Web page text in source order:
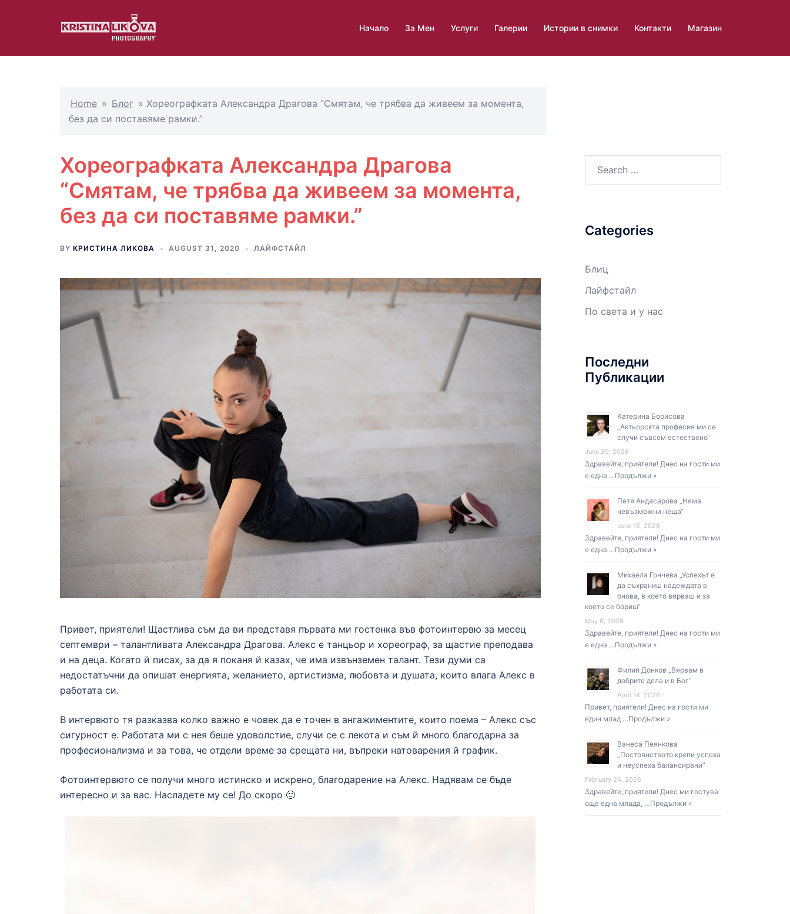
Начало За Мен Услуги Галерии Истории в снимки Контакти Магазин
Home » Блог » Хореографката Александра Драгова “Смятам, че трябва да живеем за момента,
без да си поставяме рамки.”
Хореографката Александра Драгова
“Смятам, че трябва да живеем за момента,
без да си поставяме рамки.”
BY КРИСТИНА ЛИКОВА AUGUST 31, 2020 ЛАЙФСТАЙЛ
Привет, приятели! Щастлива съм да ви представя първата ми гостенка във фотоинтервю за месец
септември – талантливата Александра Драгова. Алекс е танцьор и хореограф, за щастие преподава
и на деца. Когато й писах, за да я поканя й казах, че има извънземен талант. Тези думи са
недостатъчни да опишат енергията, желанието, артистизма, любовта и душата, които влага Алекс в
работата си.
В интервюто тя разказва колко важно е човек да е точен в ангажиментите, които поема – Алекс със
сигурност е. Работата ми с нея беше удоволстие, случи се с лекота и съм й много благодарна за
професионализма и за това, че отдели време за срещата ни, въпреки натоварения й график.
Фотоинтервюто се получи много истинско и искрено, благодарение на Алекс. Надявам се бъде
интересно и за вас. Насладете му се! До скоро 🙂
Categories
Блиц
Лайфстайл
По света и у нас
Последни
Публикации
Катерина Борисова
„Актьорскта професия ми се
случи съвсем естествено“
June 29, 2026
Здравейте, приятели! Днес на гости ми
е една …Продължи »
Петя Андасарова „Няма
невъзможни неща“
June 15, 2026
Здравейте, приятели! Днес на гости ми
е една …Продължи »
Михаела Гончева „Успехът е
да съхраниш надеждата в
онова, в което вярваш и за
което се бориш“
May 6, 2026
Здравейте, приятели! Днес на гости ми
е една …Продължи »
Филип Донков „Вярвам в
добрите дела и в Бог“
April 14, 2026
Привет, приятели! Днес на гости ми
един млад …Продължи »
Ванеса Пеянкова
„Постоянството крепи успеха
и неуспеха балансирани”
February 24, 2026
Здравейте, приятели! Днес ми гостува
още една млада, …Продължи »